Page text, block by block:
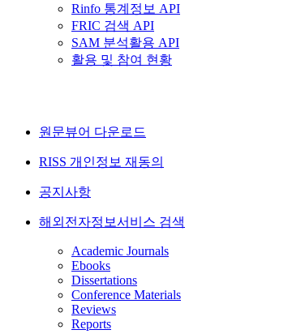
Rinfo 통계정보 API
FRIC 검색 API
SAM 분석활용 API
활용 및 참여 현황
원문뷰어 다운로드
RISS 개인정보 재동의
공지사항
해외전자정보서비스 검색
Academic Journals
Ebooks
Dissertations
Conference Materials
Reviews
Reports